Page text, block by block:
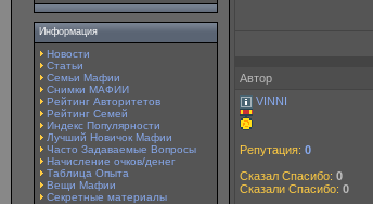
Информация
Новости
Статьи
Семьи Мафии
Снимки МАФИИ
Рейтинг Авторитетов
Рейтинг Семей
Индекс Популярности
Лучший Новичок Мафии
Часто Задаваемые Вопросы
Начисление очков/денег
Таблица Опыта
Вещи Мафии
Секретные материалы
Автор
VINNI
Репутация: 0
Сказал Спасибо: 0
Сказали Спасибо: 0